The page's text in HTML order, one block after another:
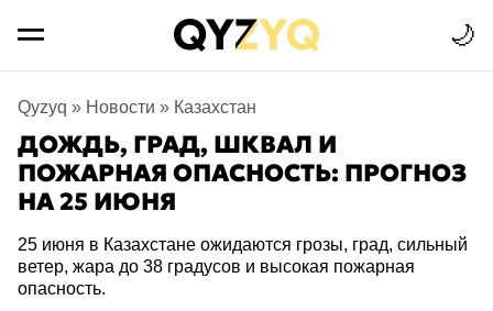
🌙
Qyzyq » Новости » Казахстан
ДОЖДЬ, ГРАД, ШКВАЛ И
ПОЖАРНАЯ ОПАСНОСТЬ: ПРОГНОЗ
НА 25 ИЮНЯ
25 июня в Казахстане ожидаются грозы, град, сильный
ветер, жара до 38 градусов и высокая пожарная
опасность.